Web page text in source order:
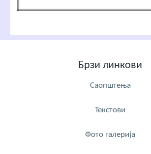
Брзи линкови
Саопштења
Текстови
Фото галерија